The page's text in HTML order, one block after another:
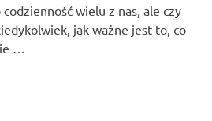
wielu z nas, ale czy
jak ważne jest to, co
…